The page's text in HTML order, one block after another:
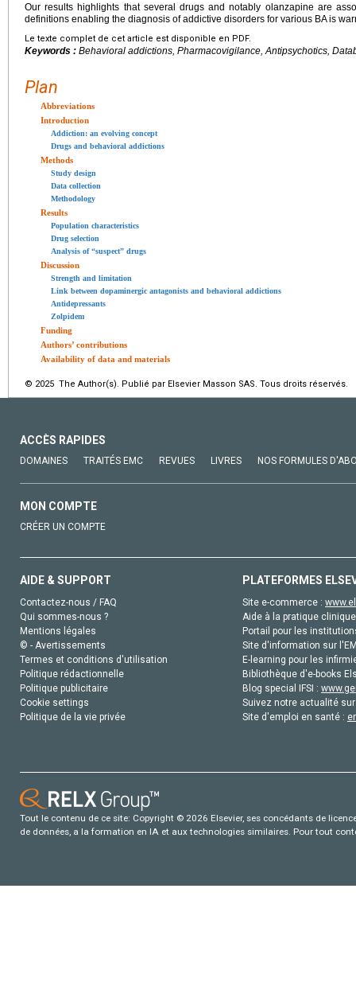
Our results highlights that several drugs and notably olanzapine are
definitions enabling the diagnosis of addictive disorders for various BA is
Le texte complet de cet article est disponible en PDF.
Keywords : Behavioral addictions, Pharmacovigilance, Antipsychotics,
Plan
Abbreviations
Introduction
Addiction: an evolving concept
Drugs and behavioral addictions
Methods
Study design
Data collection
Methodology
Results
Population characteristics
Drug selection
Analysis of “suspect” drugs
Discussion
Strength and limitation
Link between dopaminergic antagonists and behavioral addictions
Antidepressants
Zolpidem
Funding
Authors’ contributions
Availability of data and materials
© 2025 The Author(s). Publié par Elsevier Masson SAS. Tous droits réservés.
ACCÈS RAPIDES
DOMAINES TRAITÉS EMC REVUES LIVRES NOS FORMULES
MON COMPTE
CRÉER UN COMPTE
AIDE & SUPPORT
Contactez-nous / FAQ
Qui sommes-nous ?
Mentions légales
© - Avertissements
Termes et conditions d'utilisation
Politique rédactionnelle
Politique publicitaire
Cookie settings
Politique de la vie privée
PLATEFORMES
Site e-commerce :
Aide à la pratique
Portail pour les
Site d'information sur
E-learning pour les
Bibliothèque d'e-books
Blog special IFSI :
Suivez notre actualité
Site d'emploi en santé :
Tout le contenu de ce site: Copyright © 2026 Elsevier, ses concédants de
de données, a la formation en IA et aux technologies similaires. Pour tout